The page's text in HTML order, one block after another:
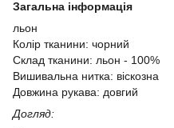
Загальна інформація
льон
Колір тканини: чорний
Склад тканини: льон - 100%
Вишивальна нитка: віскозна
Довжина рукава: довгий
Догляд: